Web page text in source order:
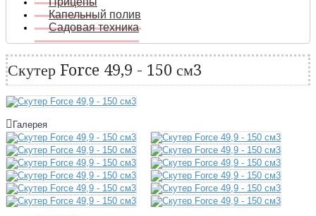
Капельный полив
Садовая техника
Скутер Force 49,9 - 150 см3
Галерея